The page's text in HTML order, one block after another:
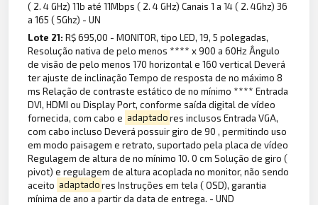
( 2. 4 GHz) 11b até 11Mbps ( 2. 4 GHz) Canais 1 a 14 ( 2. 4Ghz) 36
a 165 ( 5Ghz) - UN
Lote 21:R$ 695,00 - MONITOR, tipo LED, 19, 5 polegadas,
Resolução nativa de pelo menos **** x 900 a 60Hz Ângulo
de visão de pelo menos 170 horizontal e 160 vertical Deverá
ter ajuste de inclinação Tempo de resposta de no máximo 8
ms Relação de contraste estático de no mínimo **** Entrada
DVI, HDMI ou Display Port, conforme saída digital de vídeo
fornecida, com cabo e adaptadores inclusos Entrada VGA,
com cabo incluso Deverá possuir giro de 90 , permitindo uso
em modo paisagem e retrato, suportado pela placa de vídeo
Regulagem de altura de no mínimo 10. 0 cm Solução de giro (
pivot) e regulagem de altura acoplada no monitor, não sendo
aceito adaptadores Instruções em tela ( OSD), garantia
mínima de ano a partir da data de entrega. - UND